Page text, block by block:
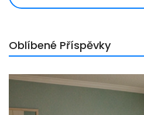
Oblíbené Příspěvky